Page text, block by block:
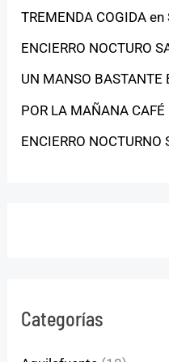
TREMENDA COGIDA
ENCIERRO NOCTURO
UN MANSO BASTANTE
POR LA MAÑANA CAFÉ
ENCIERRO NOCTURNO
Categorías